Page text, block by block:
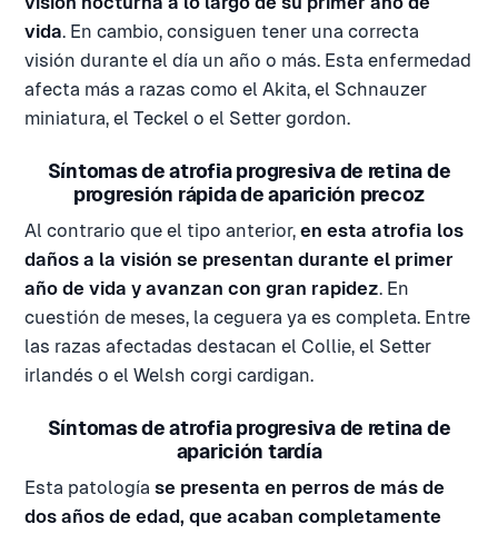
vida. En cambio, consiguen tener una correcta
visión durante el día un año o más. Esta enfermedad
afecta más a razas como el Akita, el Schnauzer
miniatura, el Teckel o el Setter gordon.
Síntomas de atrofia progresiva de retina de
progresión rápida de aparición precoz
Al contrario que el tipo anterior, en esta atrofia los
daños a la visión se presentan durante el primer
año de vida y avanzan con gran rapidez. En
cuestión de meses, la ceguera ya es completa. Entre
las razas afectadas destacan el Collie, el Setter
irlandés o el Welsh corgi cardigan.
Síntomas de atrofia progresiva de retina de
aparición tardía
Esta patología se presenta en perros de más de
dos años de edad, que acaban completamente